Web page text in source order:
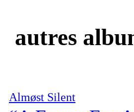
autres
Almøst Silent